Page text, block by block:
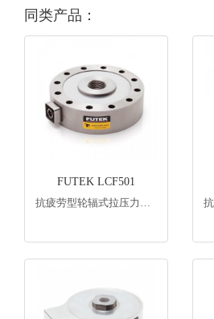
同类产品：
FUTEK LCF501
抗疲劳型轮辐式拉压力传感器